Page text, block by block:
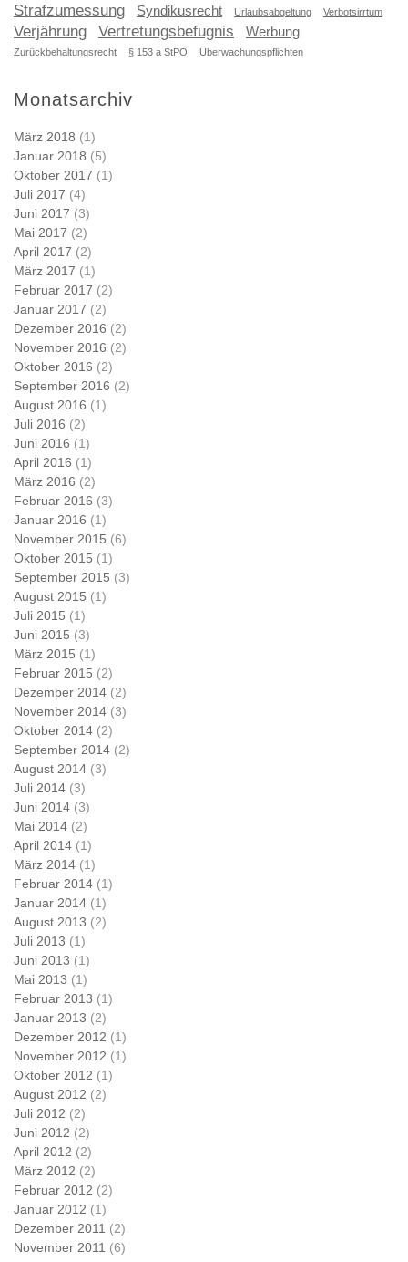
Strafzumessung Syndikusrecht Urlaubsabgeltung Verbotsirrtum
Verjährung Vertretungsbefugnis Werbung
Zurückbehaltungsrecht § 153 a StPO Überwachungspflichten
Monatsarchiv
März 2018 (1)
Januar 2018 (5)
Oktober 2017 (1)
Juli 2017 (4)
Juni 2017 (3)
Mai 2017 (2)
April 2017 (2)
März 2017 (1)
Februar 2017 (2)
Januar 2017 (2)
Dezember 2016 (2)
November 2016 (2)
Oktober 2016 (2)
September 2016 (2)
August 2016 (1)
Juli 2016 (2)
Juni 2016 (1)
April 2016 (1)
März 2016 (2)
Februar 2016 (3)
Januar 2016 (1)
November 2015 (6)
Oktober 2015 (1)
September 2015 (3)
August 2015 (1)
Juli 2015 (1)
Juni 2015 (3)
März 2015 (1)
Februar 2015 (2)
Dezember 2014 (2)
November 2014 (3)
Oktober 2014 (2)
September 2014 (2)
August 2014 (3)
Juli 2014 (3)
Juni 2014 (3)
Mai 2014 (2)
April 2014 (1)
März 2014 (1)
Februar 2014 (1)
Januar 2014 (1)
August 2013 (2)
Juli 2013 (1)
Juni 2013 (1)
Mai 2013 (1)
Februar 2013 (1)
Januar 2013 (2)
Dezember 2012 (1)
November 2012 (1)
Oktober 2012 (1)
August 2012 (2)
Juli 2012 (2)
Juni 2012 (2)
April 2012 (2)
März 2012 (2)
Februar 2012 (2)
Januar 2012 (1)
Dezember 2011 (2)
November 2011 (6)